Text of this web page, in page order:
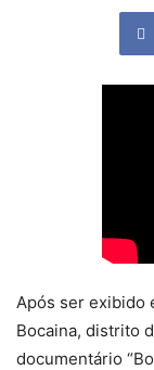
Após ser exibido
Bocaina, distrito
documentário